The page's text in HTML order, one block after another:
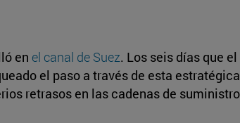
en el canal de Suez. Los seis días que
el paso a través de esta
retrasos en las cadenas de